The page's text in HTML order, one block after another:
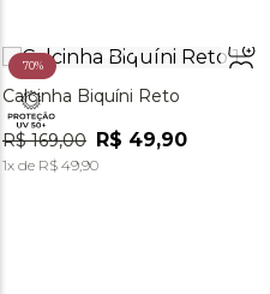
70%
Calcinha Biquíni Reto
R$ 169,00 R$ 49,90
1x de R$ 49,90